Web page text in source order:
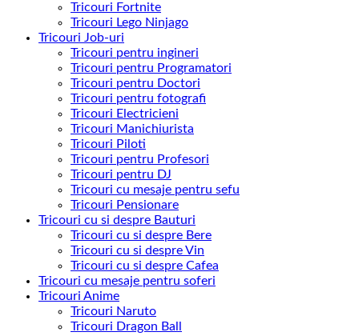
Tricouri Fortnite
Tricouri Lego Ninjago
Tricouri Job-uri
Tricouri pentru ingineri
Tricouri pentru Programatori
Tricouri pentru Doctori
Tricouri pentru fotografi
Tricouri Electricieni
Tricouri Manichiurista
Tricouri Piloti
Tricouri pentru Profesori
Tricouri pentru DJ
Tricouri cu mesaje pentru sefu
Tricouri Pensionare
Tricouri cu si despre Bauturi
Tricouri cu si despre Bere
Tricouri cu si despre Vin
Tricouri cu si despre Cafea
Tricouri cu mesaje pentru soferi
Tricouri Anime
Tricouri Naruto
Tricouri Dragon Ball